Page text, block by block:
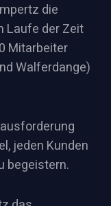
die
Laufe der Zeit
Mitarbeiter
Walferdange)
jeden Kunden
begeistern.